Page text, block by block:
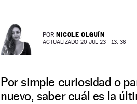
POR NICOLE OLGUÍN
ACTUALIZADO 20 JUL 23 - 13: 36
Por simple curiosidad o
nuevo, saber cuál es la